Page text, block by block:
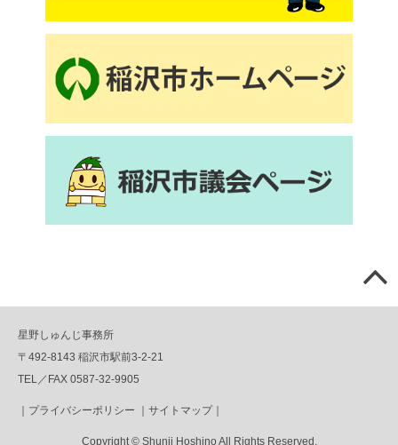
星野しゅんじ事務所
〒492-8143 稲沢市駅前3-2-21
TEL／FAX 0587-32-9905
プライバシーポリシー サイトマップ｜
Copyright © Shunji Hoshino All Rights Reserved.